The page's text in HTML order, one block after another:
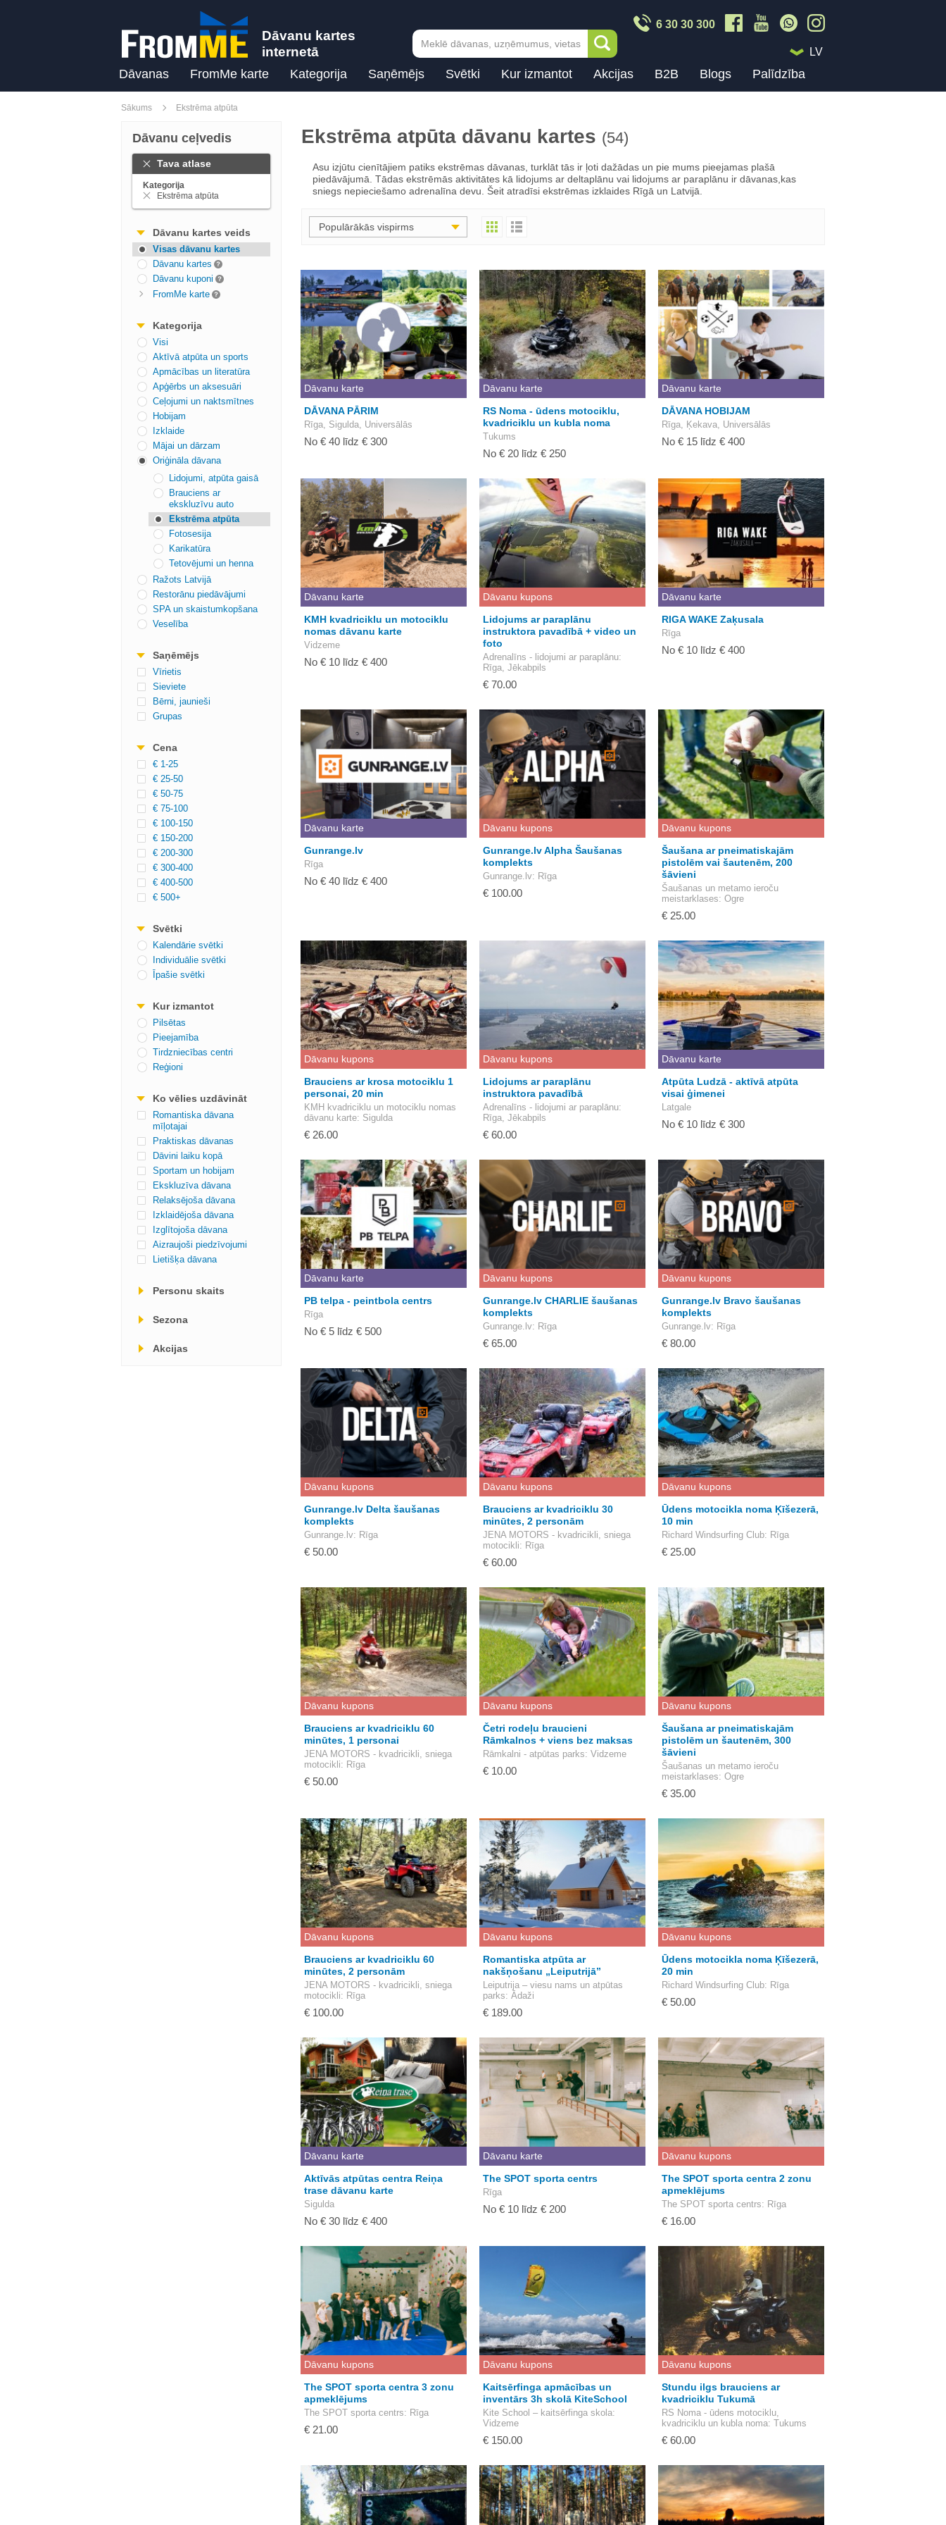
Dāvanu kartes
internetā
6 30 30 300
LV
Dāvanas FromMe karte Kategorija Saņēmējs Svētki Kur izmantot Akcijas B2B Blogs Palīdzība
Sākums Ekstrēma atpūta
Dāvanu ceļvedis
Tava atlase
Kategorija
Ekstrēma atpūta
Dāvanu kartes veids
Visas dāvanu kartes
Dāvanu kartes
Dāvanu kuponi
FromMe karte
Kategorija
Visi
Aktīvā atpūta un sports
Apmācības un literatūra
Apģērbs un aksesuāri
Ceļojumi un naktsmītnes
Hobijam
Izklaide
Mājai un dārzam
Oriģināla dāvana
Lidojumi, atpūta gaisā
Brauciens ar
ekskluzīvu auto
Ekstrēma atpūta
Fotosesija
Karikatūra
Tetovējumi un henna
Ražots Latvijā
Restorānu piedāvājumi
SPA un skaistumkopšana
Veselība
Saņēmējs
Vīrietis
Sieviete
Bērni, jaunieši
Grupas
Cena
€ 1-25
€ 25-50
€ 50-75
€ 75-100
€ 100-150
€ 150-200
€ 200-300
€ 300-400
€ 400-500
€ 500+
Svētki
Kalendārie svētki
Individuālie svētki
Īpašie svētki
Kur izmantot
Pilsētas
Pieejamība
Tirdzniecības centri
Reģioni
Ko vēlies uzdāvināt
Romantiska dāvana
mīļotajai
Praktiskas dāvanas
Dāvini laiku kopā
Sportam un hobijam
Ekskluzīva dāvana
Relaksējoša dāvana
Izklaidējoša dāvana
Izglītojoša dāvana
Aizraujoši piedzīvojumi
Lietišķa dāvana
Personu skaits
Sezona
Akcijas
Ekstrēma atpūta dāvanu kartes (54)
Asu izjūtu cienītājiem patiks ekstrēmas dāvanas, turklāt tās ir ļoti dažādas un pie mums pieejamas plašā
piedāvājumā. Tādas ekstrēmās aktivitātes kā lidojums ar deltaplānu vai lidojums ar paraplānu ir dāvanas,kas
sniegs nepieciešamo adrenalīna devu. Šeit atradīsi ekstrēmas izklaides Rīgā un Latvijā.
Populārākās vispirms
Dāvanu karte
DĀVANA PĀRIM
Rīga, Sigulda, Universālās
No € 40 līdz € 300
Dāvanu karte
RS Noma - ūdens motociklu,
kvadriciklu un kubla noma
Tukums
No € 20 līdz € 250
Dāvanu karte
DĀVANA HOBIJAM
Rīga, Ķekava, Universālās
No € 15 līdz € 400
Dāvanu karte
KMH kvadriciklu un motociklu
nomas dāvanu karte
Vidzeme
No € 10 līdz € 400
Dāvanu kupons
Lidojums ar paraplānu
instruktora pavadībā + video un
foto
Adrenalīns - lidojumi ar paraplānu:
Rīga, Jēkabpils
€ 70.00
Dāvanu karte
RIGA WAKE Zaķusala
Rīga
No € 10 līdz € 400
Dāvanu karte
Gunrange.lv
Rīga
No € 40 līdz € 400
Dāvanu kupons
Gunrange.lv Alpha Šaušanas
komplekts
Gunrange.lv: Rīga
€ 100.00
Dāvanu kupons
Šaušana ar pneimatiskajām
pistolēm vai šautenēm, 200
šāvieni
Šaušanas un metamo ieroču
meistarklases: Ogre
€ 25.00
Dāvanu kupons
Brauciens ar krosa motociklu 1
personai, 20 min
KMH kvadriciklu un motociklu nomas
dāvanu karte: Sigulda
€ 26.00
Dāvanu kupons
Lidojums ar paraplānu
instruktora pavadībā
Adrenalīns - lidojumi ar paraplānu:
Rīga, Jēkabpils
€ 60.00
Dāvanu karte
Atpūta Ludzā - aktīvā atpūta
visai ģimenei
Latgale
No € 10 līdz € 300
Dāvanu karte
PB telpa - peintbola centrs
Rīga
No € 5 līdz € 500
Dāvanu kupons
Gunrange.lv CHARLIE šaušanas
komplekts
Gunrange.lv: Rīga
€ 65.00
Dāvanu kupons
Gunrange.lv Bravo šaušanas
komplekts
Gunrange.lv: Rīga
€ 80.00
Dāvanu kupons
Gunrange.lv Delta šaušanas
komplekts
Gunrange.lv: Rīga
€ 50.00
Dāvanu kupons
Brauciens ar kvadriciklu 30
minūtes, 2 personām
JENA MOTORS - kvadricikli, sniega
motocikli: Rīga
€ 60.00
Dāvanu kupons
Ūdens motocikla noma Ķīšezerā,
10 min
Richard Windsurfing Club: Rīga
€ 25.00
Dāvanu kupons
Brauciens ar kvadriciklu 60
minūtes, 1 personai
JENA MOTORS - kvadricikli, sniega
motocikli: Rīga
€ 50.00
Dāvanu kupons
Četri rodeļu braucieni
Rāmkalnos + viens bez maksas
Rāmkalni - atpūtas parks: Vidzeme
€ 10.00
Dāvanu kupons
Šaušana ar pneimatiskajām
pistolēm un šautenēm, 300
šāvieni
Šaušanas un metamo ieroču
meistarklases: Ogre
€ 35.00
Dāvanu kupons
Brauciens ar kvadriciklu 60
minūtes, 2 personām
JENA MOTORS - kvadricikli, sniega
motocikli: Rīga
€ 100.00
Dāvanu kupons
Romantiska atpūta ar
nakšņošanu „Leiputrijā”
Leiputrija – viesu nams un atpūtas
parks: Ādaži
€ 189.00
Dāvanu kupons
Ūdens motocikla noma Ķīšezerā,
20 min
Richard Windsurfing Club: Rīga
€ 50.00
Dāvanu karte
Aktīvās atpūtas centra Reiņa
trase dāvanu karte
Sigulda
No € 30 līdz € 400
Dāvanu karte
The SPOT sporta centrs
Rīga
No € 10 līdz € 200
Dāvanu kupons
The SPOT sporta centra 2 zonu
apmeklējums
The SPOT sporta centrs: Rīga
€ 16.00
Dāvanu kupons
The SPOT sporta centra 3 zonu
apmeklējums
The SPOT sporta centrs: Rīga
€ 21.00
Dāvanu kupons
Kaitsērfinga apmācības un
inventārs 3h skolā KiteSchool
Kite School – kaitsērfinga skola:
Vidzeme
€ 150.00
Dāvanu kupons
Stundu ilgs brauciens ar
kvadriciklu Tukumā
RS Noma - ūdens motociklu,
kvadriciklu un kubla noma: Tukums
€ 60.00